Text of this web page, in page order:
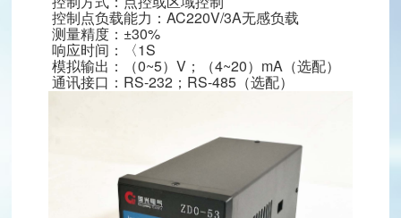
控制点负载能力：AC220V/3A无感负载
测量精度：±30%
响应时间：〈1S
模拟输出：（0~5）V；（4~20）mA（选配）
通讯接口：RS-232；RS-485（选配）